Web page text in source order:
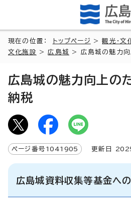
現在の位置： トップページ >観光・文
文化施設
>広島城 > 広島城の魅力向
広島城の魅力向上の
納税
ページ番号 1041905 更新日
広島城資料収集等基金へ